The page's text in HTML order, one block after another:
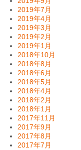
2019年7月
2019年4月
2019年3月
2019年2月
2019年1月
2018年10月
2018年8月
2018年6月
2018年5月
2018年4月
2018年2月
2018年1月
2017年11月
2017年9月
2017年8月
2017年7月